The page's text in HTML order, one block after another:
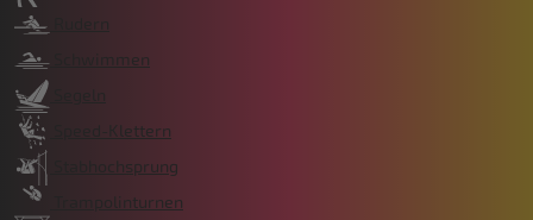
Rudern
Schwimmen
Segeln
Speed-Klettern
Stabhochsprung
Trampolinturnen